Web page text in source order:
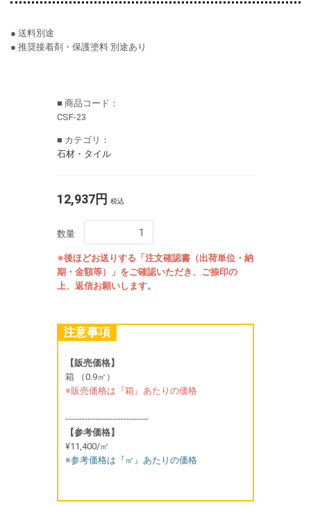
● 送料別途
● 推奨接着剤・保護塗料 別途あり
■ 商品コード：
CSF-23
■ カテゴリ：
石材・タイル
12,937円 税込
数量
※後ほどお送りする「注文確認書（出荷単位・納
期・金額等）」をご確認いただき、ご捺印の
上、返信お願いします。
注意事項
【販売価格】
箱 （0.9㎡）
※販売価格は『箱』あたりの価格
------------------------------
【参考価格】
¥11,400/㎡
※参考価格は『㎡』あたりの価格